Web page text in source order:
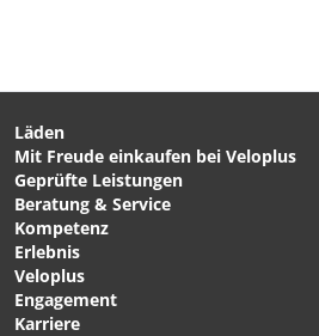
CHF 139.00
QUICK RACK L
Gepäckträger black von
ORTLIEB
Läden
Mit Freude einkaufen bei Veloplus
Geprüfte Leistungen
Beratung & Service
Kompetenz
Erlebnis
Veloplus
Engagement
Karriere